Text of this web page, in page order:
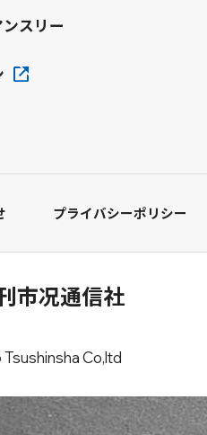
スリー
プライバシーポリシー
市况通信社
Co,ltd